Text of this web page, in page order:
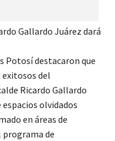
Gallardo Juárez dará
Potosí destacaron que
exitosos del
Ricardo Gallardo
olvidados
en áreas de
de